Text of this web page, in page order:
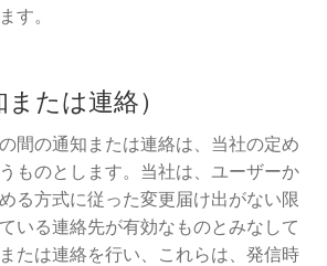
す。
たは連絡）
間の通知または連絡は、当社の定め
ものとします。当社は、ユーザーか
る方式に従った変更届け出がない限
いる連絡先が有効なものとみなして
たは連絡を行い、これらは、発信時